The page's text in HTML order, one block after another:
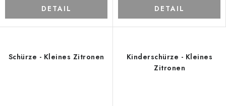
DETAIL DETAIL
Schürze - Kleines Zitronen
Kinderschürze - Kleines
Zitronen